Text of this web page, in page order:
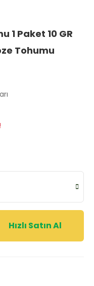
1 Paket 10 GR
Tohumu
Hızlı Satın Al